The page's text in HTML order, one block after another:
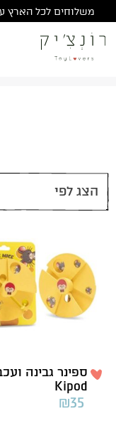
to
content
משלוחים לכל הארץ עד 5 ימי עסקים ! משלוח חינם מעל
ספינר גבינה
Kipod
₪35